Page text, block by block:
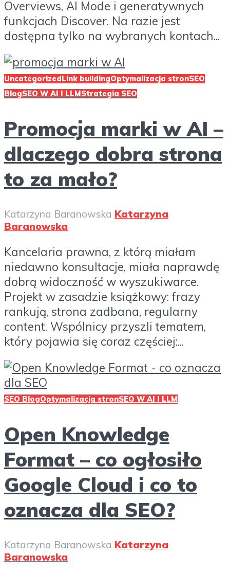
Overviews, AI Mode i generatywnych
funkcjach Discover. Na razie jest
dostępna tylko na wybranych kontach...
Uncategorized Link buildingOptymalizacja stronSEO
BlogSEO W AI I LLM Strategia SEO
Promocja marki w AI –
dlaczego dobra strona
to za mało?
Katarzyna Baranowska Katarzyna
Baranowska
Kancelaria prawna, z którą miałam
niedawno konsultacje, miała naprawdę
dobrą widoczność w wyszukiwarce.
Projekt w zasadzie książkowy: frazy
rankują, strona zadbana, regularny
content. Wspólnicy przyszli tematem,
który pojawia się coraz częściej:...
SEO BlogOptymalizacja stronSEO W AI I LLM
Open Knowledge
Format – co ogłosiło
Google Cloud i co to
oznacza dla SEO?
Katarzyna Baranowska Katarzyna
Baranowska